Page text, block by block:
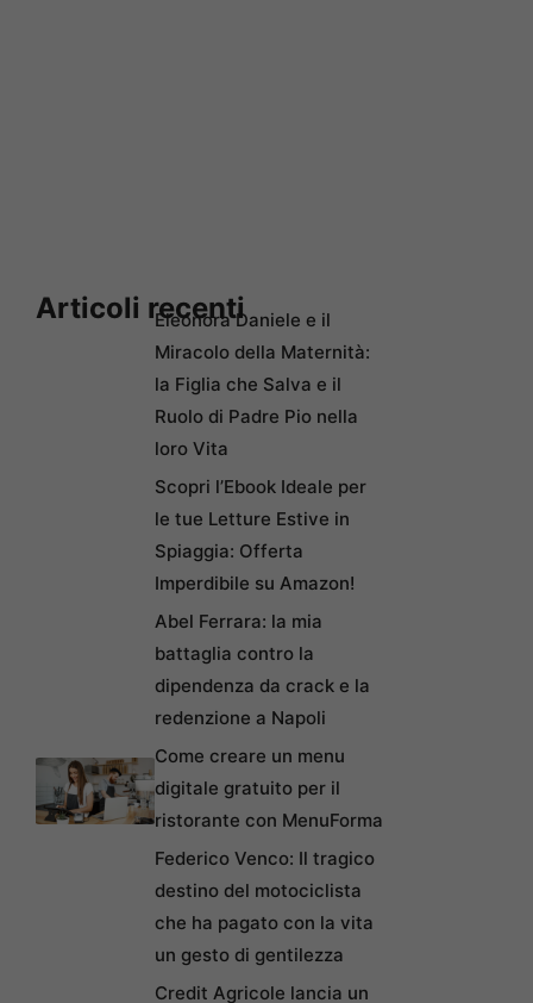
Articoli recentiEleonora Daniele e il
Miracolo della Maternità:
la Figlia che Salva e il
Ruolo di Padre Pio nella
loro Vita
Scopri l’Ebook Ideale per
le tue Letture Estive in
Spiaggia: Offerta
Imperdibile su Amazon!
Abel Ferrara: la mia
battaglia contro la
dipendenza da crack e la
redenzione a Napoli
Come creare un menu
digitale gratuito per il
ristorante con MenuForma
Federico Venco: Il tragico
destino del motociclista
che ha pagato con la vita
un gesto di gentilezza
Credit Agricole lancia un